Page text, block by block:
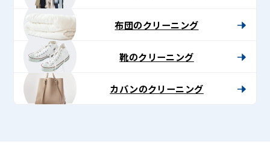
布団のクリーニング
靴のクリーニング
カバンのクリーニング